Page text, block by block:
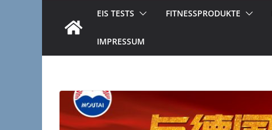
EIS TESTS FITNESSPRODUKTE
IMPRESSUM